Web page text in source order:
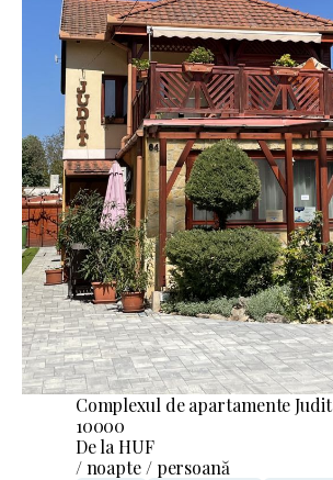
Complexul de apartamente Judit
10000
De la HUF
/ noapte / persoană